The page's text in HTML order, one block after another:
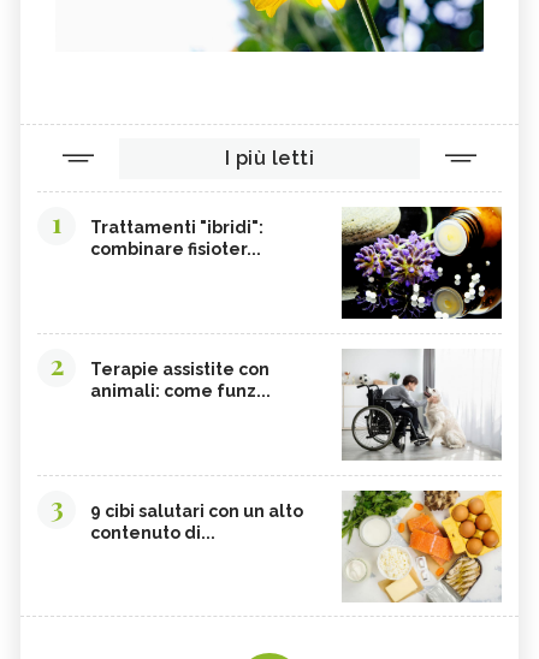
I più letti
1
Trattamenti "ibridi":
combinare fisioter...
2
Terapie assistite con
animali: come funz...
3
9 cibi salutari con un alto
contenuto di...